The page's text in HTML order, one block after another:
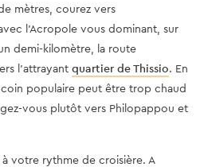
mètres, courez vers
l'Acropole vous dominant, sur
demi-kilomètre, la route
l’attrayant quartier de Thissio. En
populaire peut être trop chaud
vous plutôt vers Philopappou et
votre rythme de croisière. A